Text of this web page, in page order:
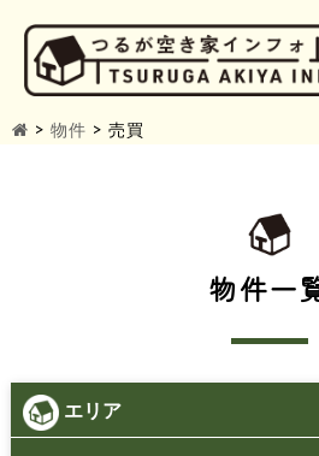
> 物件 > 売買
物件一
エリア